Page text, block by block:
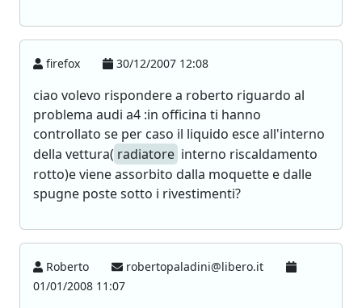
firefox 30/12/2007 12:08
ciao volevo rispondere a roberto riguardo al
problema audi a4 :in officina ti hanno
controllato se per caso il liquido esce all'interno
della vettura( radiatore interno riscaldamento
rotto)e viene assorbito dalla moquette e dalle
spugne poste sotto i rivestimenti?
Roberto
robertopaladini@libero.it
01/01/2008 11:07